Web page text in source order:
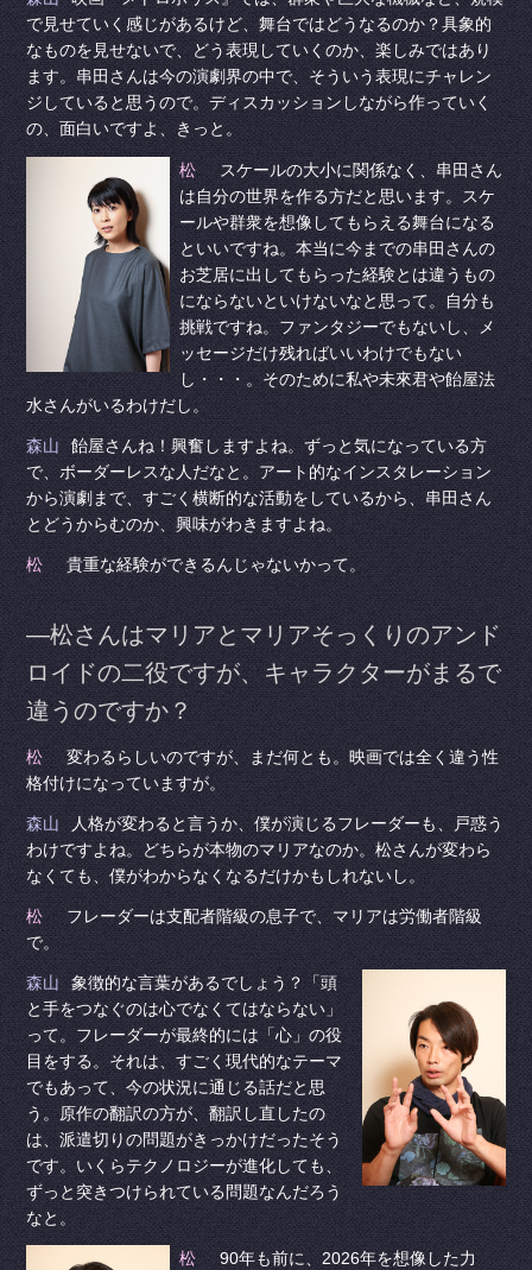
で見せていく感じがあるけど、舞台ではどうなるのか？具象的
なものを見せないで、どう表現していくのか、楽しみではあり
ます。串田さんは今の演劇界の中で、そういう表現にチャレン
ジしていると思うので。ディスカッションしながら作っていく
の、面白いですよ、きっと。
松
スケールの大小に関係なく、串田さん
は自分の世界を作る方だと思います。スケ
ールや群衆を想像してもらえる舞台になる
といいですね。本当に今までの串田さんの
お芝居に出してもらった経験とは違うもの
にならないといけないなと思って。自分も
挑戦ですね。ファンタジーでもないし、メ
ッセージだけ残ればいいわけでもない
し・・・。そのために私や未來君や飴屋法
水さんがいるわけだし。
森山
飴屋さんね！興奮しますよね。ずっと気になっている方
で、ボーダーレスな人だなと。アート的なインスタレーション
から演劇まで、すごく横断的な活動をしているから、串田さん
とどうからむのか、興味がわきますよね。
松 貴重な経験ができるんじゃないかって。
―松さんはマリアとマリアそっくりのアンド
ロイドの二役ですが、キャラクターがまるで
違うのですか？
松
変わるらしいのですが、まだ何とも。映画では全く違う性
格付けになっていますが。
森山
人格が変わると言うか、僕が演じるフレーダーも、戸惑う
わけですよね。どちらが本物のマリアなのか。松さんが変わら
なくても、僕がわからなくなるだけかもしれないし。
松
フレーダーは支配者階級の息子で、マリアは労働者階級
で。
森山
象徴的な言葉があるでしょう？「頭
と手をつなぐのは心でなくてはならない」
って。フレーダーが最終的には「心」の役
目をする。それは、すごく現代的なテーマ
でもあって、今の状況に通じる話だと思
う。原作の翻訳の方が、翻訳し直したの
は、派遣切りの問題がきっかけだったそう
です。いくらテクノロジーが進化しても、
ずっと突きつけられている問題なんだろう
なと。
松
90年も前に、2026年を想像した力